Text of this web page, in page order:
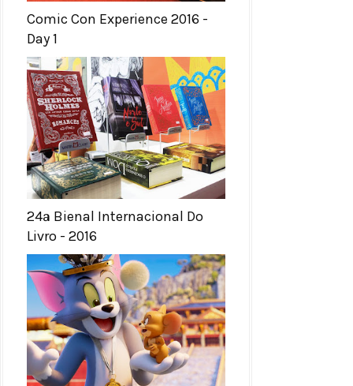
Comic Con Experience 2016 -
Day 1
24ª Bienal Internacional Do
Livro - 2016